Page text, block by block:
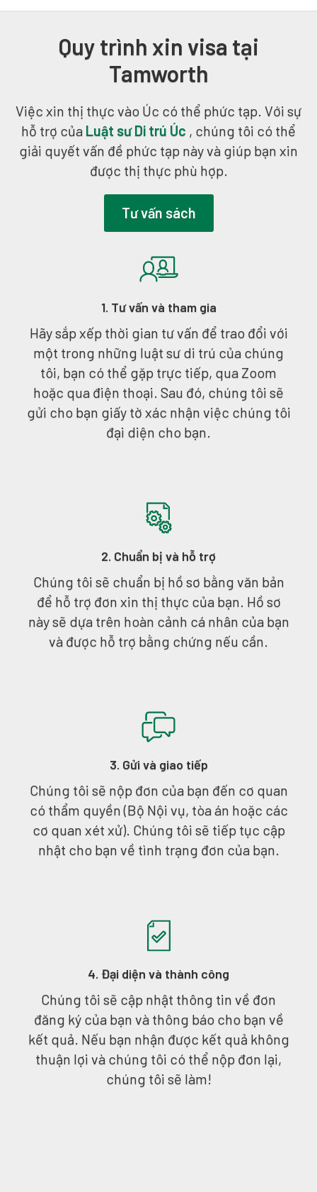
Quy trình xin visa tại
Tamworth
Việc xin thị thực vào Úc có thể phức tạp. Với sự
hỗ trợ của Luật sư Di trú Úc , chúng tôi có thể
giải quyết vấn đề phức tạp này và giúp bạn xin
được thị thực phù hợp.
1. Tư vấn và tham gia
Hãy sắp xếp thời gian tư vấn để trao đổi với
một trong những luật sư di trú của chúng
tôi, bạn có thể gặp trực tiếp, qua Zoom
hoặc qua điện thoại. Sau đó, chúng tôi sẽ
gửi cho bạn giấy tờ xác nhận việc chúng tôi
đại diện cho bạn.
2. Chuẩn bị và hỗ trợ
Chúng tôi sẽ chuẩn bị hồ sơ bằng văn bản
để hỗ trợ đơn xin thị thực của bạn. Hồ sơ
này sẽ dựa trên hoàn cảnh cá nhân của bạn
và được hỗ trợ bằng chứng nếu cần.
3. Gửi và giao tiếp
Chúng tôi sẽ nộp đơn của bạn đến cơ quan
có thẩm quyền (Bộ Nội vụ, tòa án hoặc các
cơ quan xét xử). Chúng tôi sẽ tiếp tục cập
nhật cho bạn về tình trạng đơn của bạn.
4. Đại diện và thành công
Chúng tôi sẽ cập nhật thông tin về đơn
đăng ký của bạn và thông báo cho bạn về
kết quả. Nếu bạn nhận được kết quả không
thuận lợi và chúng tôi có thể nộp đơn lại,
chúng tôi sẽ làm!
Tư vấn sách